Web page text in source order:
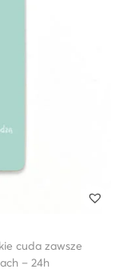
cuda zawsze
– 24h